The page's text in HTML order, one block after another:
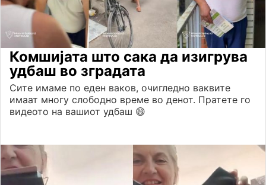
Комшијата што сака да изигрува
удбаш во зградата
Сите имаме по еден ваков, очигледно ваквите
имаат многу слободно време во денот. Пратете го
видеото на вашиот удбаш 😄